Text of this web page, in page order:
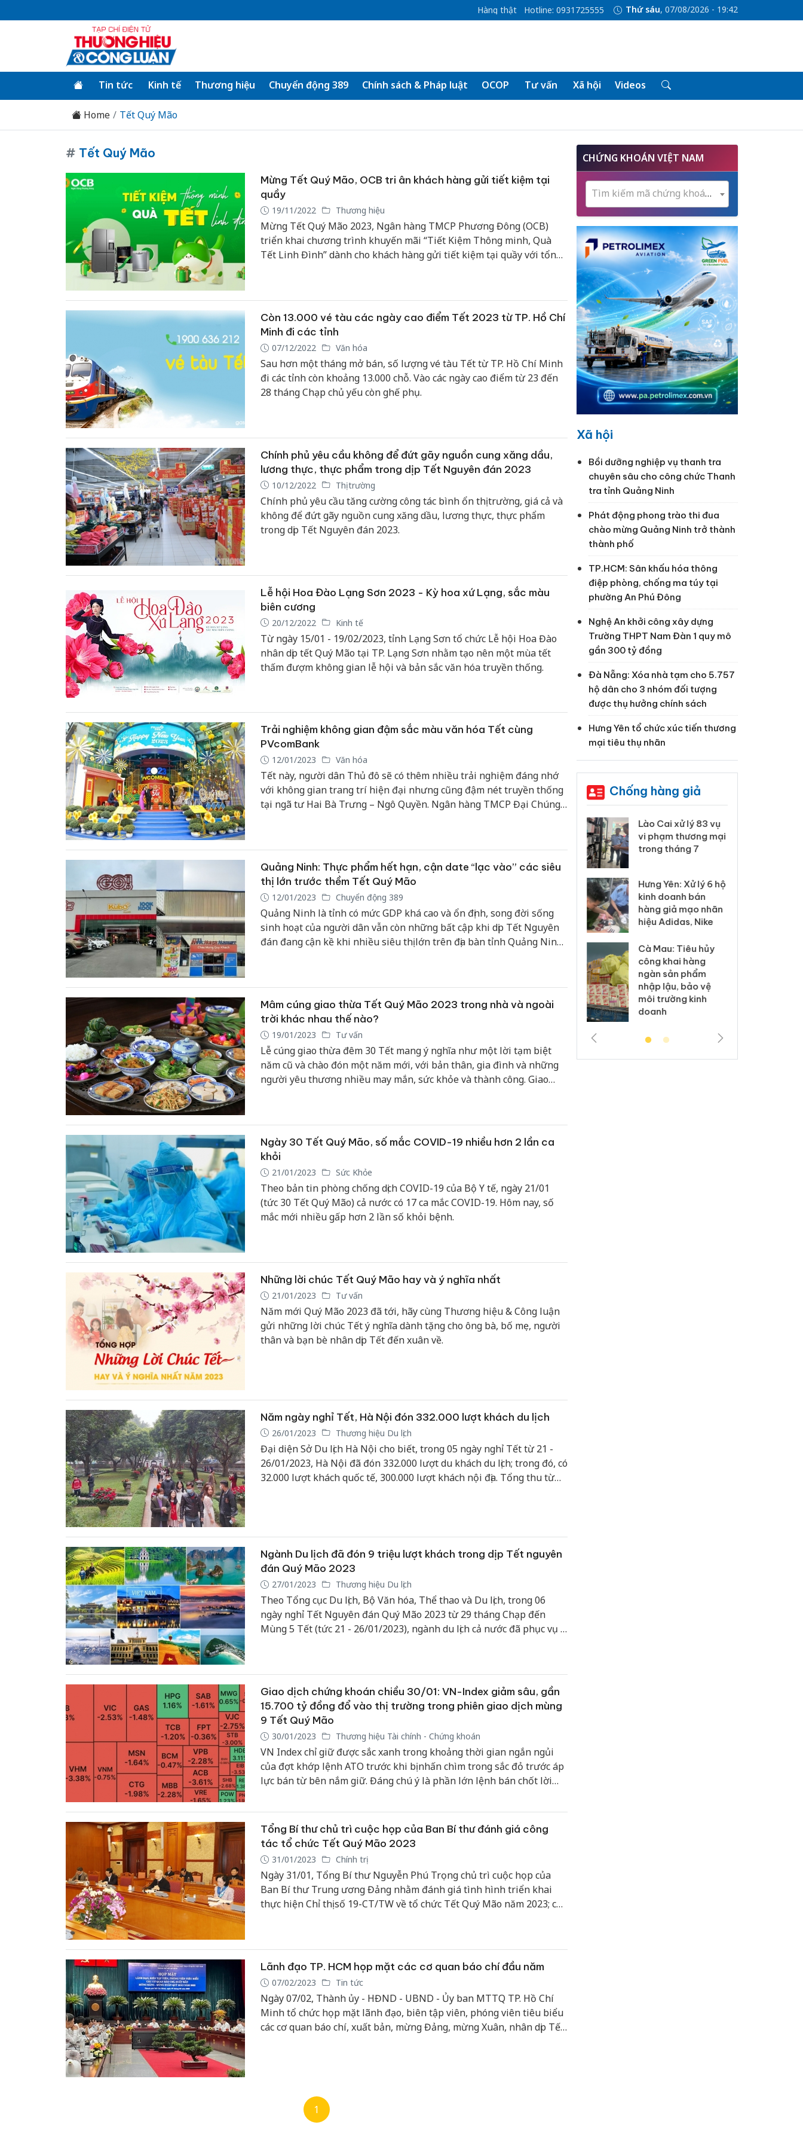
Hàng thật Hotline: 0931725555 Thứ sáu, 07/08/2026 - 19:42
Tin tức Kinh tế Thương hiệu Chuyển động 389 Chính sách & Pháp luật OCOP Tư vấn Xã hội Videos
Home Tết Quý Mão
# Tết Quý Mão
Mừng Tết Quý Mão, OCB tri ân khách hàng gửi tiết kiệm tại
quầy
19/11/2022 Thương hiệu
Mừng Tết Quý Mão 2023, Ngân hàng TMCP Phương Đông (OCB)
triển khai chương trình khuyến mãi “Tiết Kiệm Thông minh, Quà
Tết Linh Đình” dành cho khách hàng gửi tiết kiệm tại quầy với tổng
Còn 13.000 vé tàu các ngày cao điểm Tết 2023 từ TP. Hồ Chí
Minh đi các tỉnh
07/12/2022 Văn hóa
Sau hơn một tháng mở bán, số lượng vé tàu Tết từ TP. Hồ Chí Minh
đi các tỉnh còn khoảng 13.000 chỗ. Vào các ngày cao điểm từ 23 đến
28 tháng Chạp chủ yếu còn ghế phụ.
Chính phủ yêu cầu không để đứt gãy nguồn cung xăng dầu,
lương thực, thực phẩm trong dịp Tết Nguyên đán 2023
10/12/2022 Thị trường
Chính phủ yêu cầu tăng cường công tác bình ổn thị trường, giá cả và
không để đứt gãy nguồn cung xăng dầu, lương thực, thực phẩm
trong dịp Tết Nguyên đán 2023.
Lễ hội Hoa Đào Lạng Sơn 2023 - Kỳ hoa xứ Lạng, sắc màu
biên cương
20/12/2022 Kinh tế
Từ ngày 15/01 - 19/02/2023, tỉnh Lạng Sơn tổ chức Lễ hội Hoa Đào
nhân dịp tết Quý Mão tại TP. Lạng Sơn nhằm tạo nên một mùa tết
thấm đượm không gian lễ hội và bản sắc văn hóa truyền thống.
Trải nghiệm không gian đậm sắc màu văn hóa Tết cùng
PVcomBank
12/01/2023 Văn hóa
Tết này, người dân Thủ đô sẽ có thêm nhiều trải nghiệm đáng nhớ
với không gian trang trí hiện đại nhưng cũng đậm nét truyền thống
tại ngã tư Hai Bà Trưng – Ngô Quyền. Ngân hàng TMCP Đại Chúng
thống hấp dẫn dành cho khách ghé thăm.
Quảng Ninh: Thực phẩm hết hạn, cận date “lạc vào” các siêu
thị lớn trước thềm Tết Quý Mão
12/01/2023 Chuyển động 389
Quảng Ninh là tỉnh có mức GDP khá cao và ổn định, song đời sống
sinh hoạt của người dân vẫn còn những bất cập khi dịp Tết Nguyên
đán đang cận kề khi nhiều siêu thị lớn trên địa bàn tỉnh Quảng Ninh
Mâm cúng giao thừa Tết Quý Mão 2023 trong nhà và ngoài
trời khác nhau thế nào?
19/01/2023 Tư vấn
Lễ cúng giao thừa đêm 30 Tết mang ý nghĩa như một lời tạm biệt
năm cũ và chào đón một năm mới, với bản thân, gia đình và những
người yêu thương nhiều may mắn, sức khỏe và thành công. Giao
thế nào?
Ngày 30 Tết Quý Mão, số mắc COVID-19 nhiều hơn 2 lần ca
khỏi
21/01/2023 Sức Khỏe
Theo bản tin phòng chống dịch COVID-19 của Bộ Y tế, ngày 21/01
(tức 30 Tết Quý Mão) cả nước có 17 ca mắc COVID-19. Hôm nay, số
mắc mới nhiều gấp hơn 2 lần số khỏi bệnh.
Những lời chúc Tết Quý Mão hay và ý nghĩa nhất
21/01/2023 Tư vấn
Năm mới Quý Mão 2023 đã tới, hãy cùng Thương hiệu & Công luận
gửi những lời chúc Tết ý nghĩa dành tặng cho ông bà, bố mẹ, người
thân và bạn bè nhân dịp Tết đến xuân về.
Năm ngày nghỉ Tết, Hà Nội đón 332.000 lượt khách du lịch
26/01/2023 Thương hiệu Du lịch
Đại diện Sở Du lịch Hà Nội cho biết, trong 05 ngày nghỉ Tết từ 21 -
26/01/2023, Hà Nội đã đón 332.000 lượt du khách du lịch; trong đó, có
32.000 lượt khách quốc tế, 300.000 lượt khách nội địa. Tổng thu từ
Ngành Du lịch đã đón 9 triệu lượt khách trong dịp Tết nguyên
đán Quý Mão 2023
27/01/2023 Thương hiệu Du lịch
Theo Tổng cục Du lịch, Bộ Văn hóa, Thể thao và Du lịch, trong 06
ngày nghỉ Tết Nguyên đán Quý Mão 2023 từ 29 tháng Chạp đến
Mùng 5 Tết (tức 21 - 26/01/2023), ngành du lịch cả nước đã phục vụ 9
nghìn tỷ đồng.
Giao dịch chứng khoán chiều 30/01: VN-Index giảm sâu, gần
15.700 tỷ đồng đổ vào thị trường trong phiên giao dịch mùng
9 Tết Quý Mão
30/01/2023 Thương hiệu Tài chính - Chứng khoán
VN Index chỉ giữ được sắc xanh trong khoảng thời gian ngắn ngủi
của đợt khớp lệnh ATO trước khi bị nhấn chìm trong sắc đỏ trước áp
lực bán từ bên nắm giữ. Đáng chú ý là phần lớn lệnh bán chốt lời
này có đợt tăng giá khá mạnh ở những phiên trước.
Tổng Bí thư chủ trì cuộc họp của Ban Bí thư đánh giá công
tác tổ chức Tết Quý Mão 2023
31/01/2023 Chính trị
Ngày 31/01, Tổng Bí thư Nguyễn Phú Trọng chủ trì cuộc họp của
Ban Bí thư Trung ương Đảng nhằm đánh giá tình hình triển khai
thực hiện Chỉ thị số 19-CT/TW về tổ chức Tết Quý Mão năm 2023; chỉ
Lãnh đạo TP. HCM họp mặt các cơ quan báo chí đầu năm
07/02/2023 Tin tức
Ngày 07/02, Thành ủy - HĐND - UBND - Ủy ban MTTQ TP. Hồ Chí
Minh tổ chức họp mặt lãnh đạo, biên tập viên, phóng viên tiêu biểu
các cơ quan báo chí, xuất bản, mừng Đảng, mừng Xuân, nhân dịp Tết
1
CHỨNG KHOÁN VIỆT NAM
Tìm kiếm mã chứng khoán...
Xã hội
Bồi dưỡng nghiệp vụ thanh tra
chuyên sâu cho công chức Thanh
tra tỉnh Quảng Ninh
Phát động phong trào thi đua
chào mừng Quảng Ninh trở thành
thành phố
TP.HCM: Sân khấu hóa thông
điệp phòng, chống ma túy tại
phường An Phú Đông
Nghệ An khởi công xây dựng
Trường THPT Nam Đàn 1 quy mô
gần 300 tỷ đồng
Đà Nẵng: Xóa nhà tạm cho 5.757
hộ dân cho 3 nhóm đối tượng
được thụ hưởng chính sách
Hưng Yên tổ chức xúc tiến thương
mại tiêu thụ nhãn
Chống hàng giả
án sản xuất, buôn
bán yến sào giả
buôn bán bình sữa
Moyuum giả
Phú Quốc ra đầu
thú
Lào Cai xử lý 83 vụ
vi phạm thương mại
trong tháng 7
Hưng Yên: Xử lý 6 hộ
kinh doanh bán
hàng giả mạo nhãn
hiệu Adidas, Nike
Cà Mau: Tiêu hủy
công khai hàng
ngàn sản phẩm
nhập lậu, bảo vệ
môi trường kinh
doanh